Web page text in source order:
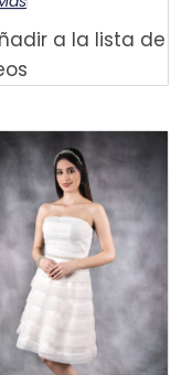
a la lista de